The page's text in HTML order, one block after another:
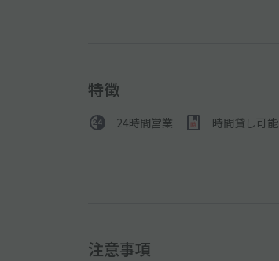
特徴
24時間営業 時間貸し可能
注意事項